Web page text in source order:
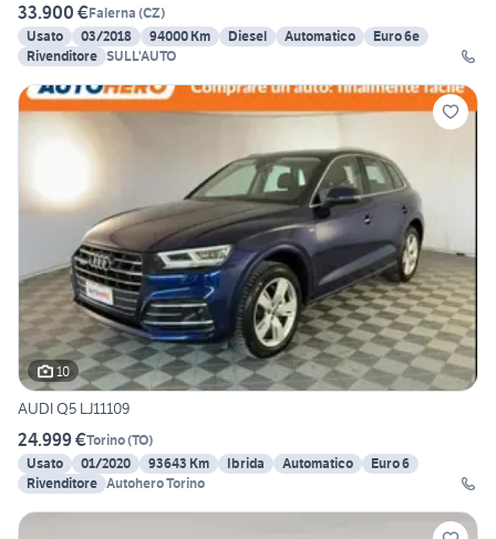
33.900 €Falerna (CZ)
Usato
03/2018 94000 Km Diesel Automatico
Euro 6e
Rivenditore SULL'AUTO
10
AUDI Q5 LJ11109
24.999 €Torino(TO)
Usato
01/2020 93643 Km Ibrida Automatico
Euro 6
Rivenditore Autohero Torino